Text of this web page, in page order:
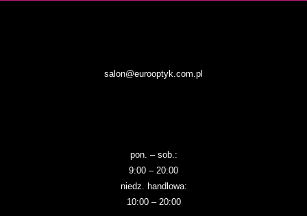
salon@eurooptyk.com.pl
pon. – sob.:
9:00 – 20:00
niedz. handlowa:
10:00 – 20:00